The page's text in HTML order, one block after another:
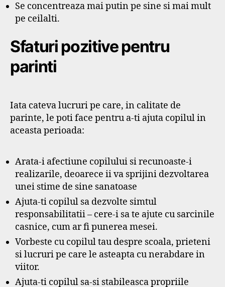
Se concentreaza mai putin pe sine si mai mult
pe ceilalti.
Sfaturi pozitive pentru
parinti
Iata cateva lucruri pe care, in calitate de
parinte, le poti face pentru a-ti ajuta copilul in
aceasta perioada:
Arata-i afectiune copilului si recunoaste-i
realizarile, deoarece ii va sprijini dezvoltarea
unei stime de sine sanatoase
Ajuta-ti copilul sa dezvolte simtul
responsabilitatii – cere-i sa te ajute cu sarcinile
casnice, cum ar fi punerea mesei.
Vorbeste cu copilul tau despre scoala, prieteni
si lucruri pe care le asteapta cu nerabdare in
viitor.
Ajuta-ti copilul sa-si stabileasca propriile